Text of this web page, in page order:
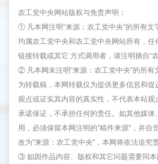
农工党中央网站版权与免责声明：
① 凡本网注明“来源：农工党中央”的所有文
均属农工党中央和农工党中央网站所有，
链接转载或其它 方式调用者，请注明摘自“
② 凡本网未注明“来源：农工党中央”的所有
为转载稿，本网转载仅为提供更多信息和
观点或证实其内容的真实性，不代表本站
承诺保证，不承担任何的责任。如其他媒体
用，必须保留本网注明的"稿件来源"，并自
改为"来源：农工党中央"，本网将依法追究责
③ 如因作品内容、版权和其它问题需要同